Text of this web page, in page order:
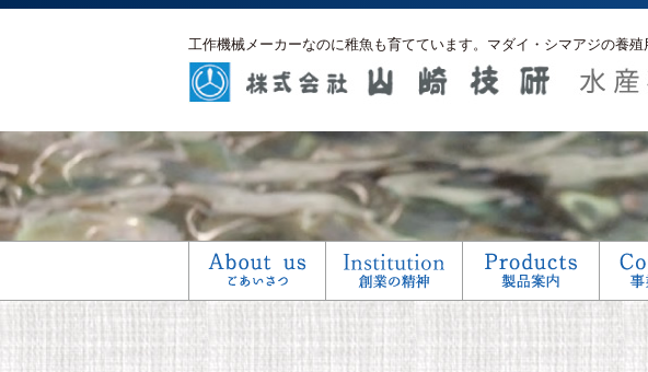
工作機械メーカーなのに稚魚も育てています。マダイ・シマアジの養殖
アフターサービス